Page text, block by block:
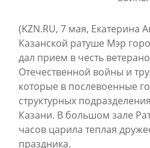
(KZN.RU, 7 мая, Екатерина
Казанской ратуше Мэр
дал прием в честь
Отечественной войны и
которые в послевоенные
структурных
Казани. В большом зале
часов царила теплая
праздника.